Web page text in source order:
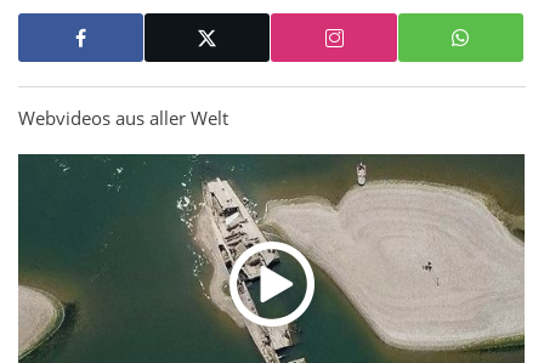
Webvideos aus aller Welt